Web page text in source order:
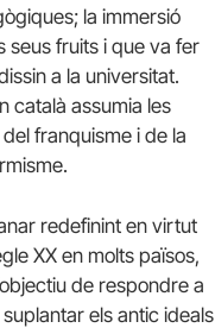
la immersió
seus fruits i que va fer
a la universitat.
català assumia les
franquisme i de la
redefinint en virtut
XX en molts països,
de respondre a
els antic ideals